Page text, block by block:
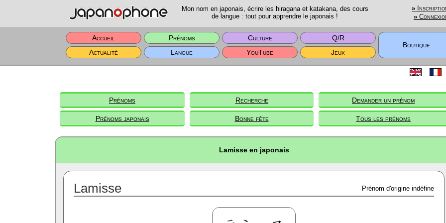
Mon nom en japonais, écrire les hiragana et katakana, des cours
de langue : tout pour apprendre le japonais !
»
»
Accueil Prénoms Culture
Q/R
Boutique
Actualité
Langue YouTube Jeux
Prénoms Recherche Demander un prénom
Prénoms japonais Bonne fête Tous les prénoms
Lamisse en japonais
Lamisse Prénom d'origine indéfine